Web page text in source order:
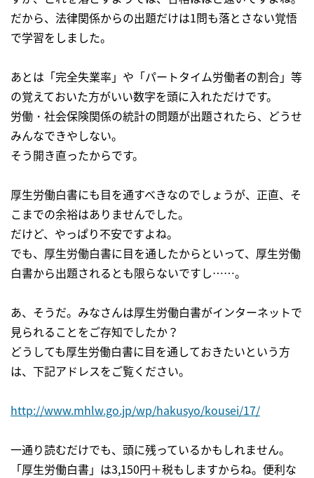
だから、法律関係からの出題だけは1問も落とさない覚悟
で学習をしました。
あとは「完全失業率」や「パートタイム労働者の割合」等
の覚えておいた方がいい数字を頭に入れただけです。
労働・社会保険関係の統計の問題が出題されたら、どうせ
みんなできやしない。
そう開き直ったからです。
厚生労働白書にも目を通すべきなのでしょうが、正直、そ
こまでの余裕はありませんでした。
だけど、やっぱり不安ですよね。
でも、厚生労働白書に目を通したからといって、厚生労働
白書から出題されるとも限らないですし……。
あ、そうだ。みなさんは厚生労働白書がインターネットで
見られることをご存知でしたか？
どうしても厚生労働白書に目を通しておきたいという方
は、下記アドレスをご覧ください。
http://www.mhlw.go.jp/wp/hakusyo/kousei/17/
一通り読むだけでも、頭に残っているかもしれません。
「厚生労働白書」は3,150円＋税もしますからね。便利な